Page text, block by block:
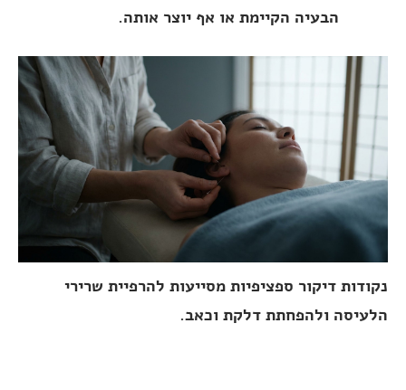
הבעיה הקיימת או אף יוצר אותה.
נקודות דיקור ספציפיות מסייעות להרפיית שרירי
הלעיסה ולהפחתת דלקת וכאב.